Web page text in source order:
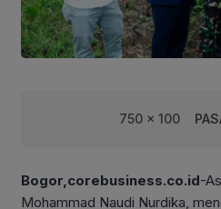
750 x 100
Bogor,corebusiness.co.id-
Mohammad Naudi Nurdika,